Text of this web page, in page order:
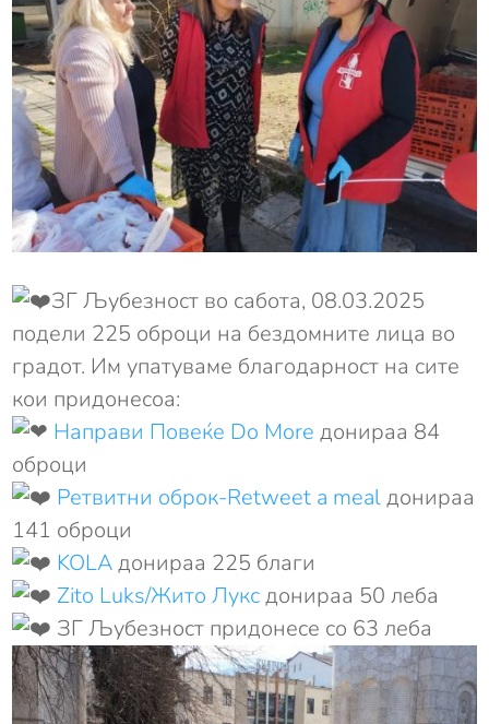
ЗГ Љубезност во сабота, 08.03.2025
подели 225 оброци на бездомните лица во
градот. Им упатуваме благодарност на сите
кои придонесоа:
Направи Повеќе Do More донираа 84
оброци
Ретвитни oброк-Retweet a mealдонираа
141 оброци
KOLAдонираа 225 благи
Zito Luks/Жито Луксдонираа 50 леба
ЗГ Љубезност придонесе со 63 леба